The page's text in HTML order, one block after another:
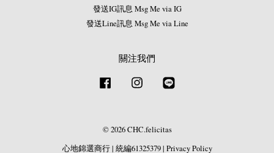
發送IG訊息 Msg Me via IG
發送Line訊息 Msg Me via Line
關注我們
Facebook Instagram
© 2026 CHC.felicitas
心地錦選商行| 統編61325379| Privacy Policy